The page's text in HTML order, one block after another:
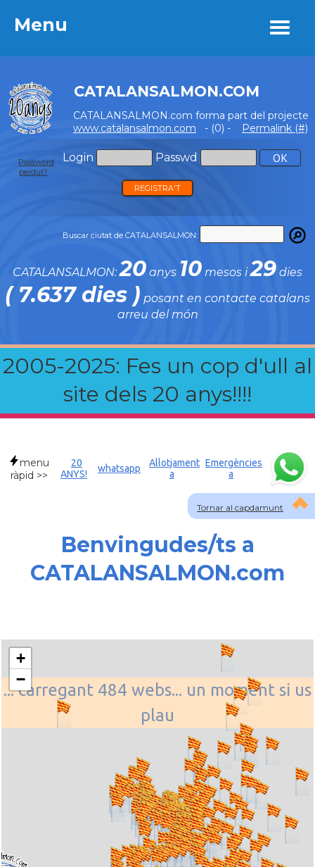
Menu
CATALANSALMON.COM
CATALANSALMON.com forma part del projecte
www.catalansalmon.com - (0) - Permalink (#)
Login Passwd
Password
perdut?
REGISTRA'T
Buscar ciutat de CATALANSALMON:
CATALANSALMON:20 anys 10 mesos i29 dies
( 7.637 dies ) posant en contacte catalans
arreu del món
2005-2025: Fes un cop d'ull al
site dels 20 anys!!!!
Menu
Tornar al capdamunt
menu
ràpid >>
20
ANYS!
whatsapp
Allotjament
a
Emergències
a
Benvingudes/ts a
CATALANSALMON.com
... carregant 484 webs... un moment si us
plau
+
−